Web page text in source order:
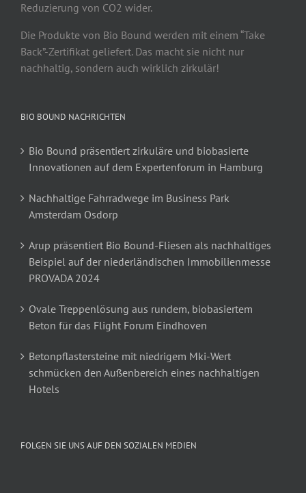
Reduzierung von CO2 wider.
Die Produkte von Bio Bound werden mit einem “Take
Back”-Zertifikat geliefert. Das macht sie nicht nur
nachhaltig, sondern auch wirklich zirkulär!
BIO BOUND NACHRICHTEN
Bio Bound präsentiert zirkuläre und biobasierte
Innovationen auf dem Expertenforum in Hamburg
Nachhaltige Fahrradwege im Business Park
Amsterdam Osdorp
Arup präsentiert Bio Bound-Fliesen als nachhaltiges
Beispiel auf der niederländischen Immobilienmesse
PROVADA 2024
Ovale Treppenlösung aus rundem, biobasiertem
Beton für das Flight Forum Eindhoven
Betonpflastersteine mit niedrigem Mki-Wert
schmücken den Außenbereich eines nachhaltigen
Hotels
FOLGEN SIE UNS AUF DEN SOZIALEN MEDIEN